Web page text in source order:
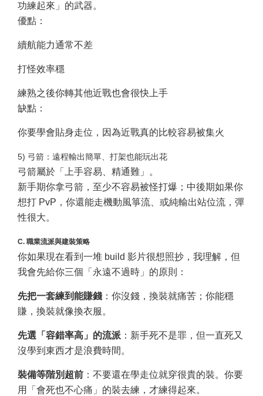
功練起來」的武器。
優點：
續航能力通常不差
打怪效率穩
練熟之後你轉其他近戰也會很快上手
缺點：
你要學會貼身走位，因為近戰真的比較容易被集火
5) 弓箭：遠程輸出簡單、打架也能玩出花
弓箭屬於「上手容易、精通難」。
新手期你拿弓箭，至少不容易被怪打爆；中後期如果你
想打 PvP，你還能走機動風箏流、或純輸出站位流，彈
性很大。
C. 職業流派與建裝策略
你如果現在看到一堆 build 影片很想照抄，我理解，但
我會先給你三個「永遠不過時」的原則：
先把一套練到能賺錢 ：你沒錢，換裝就痛苦；你能穩
賺，換裝就像換衣服。
先選「容錯率高」的流派 ：新手死不是罪，但一直死又
沒學到東西才是浪費時間。
裝備等階別超前 ：不要還在學走位就穿很貴的裝。你要
用「會死也不心痛」的裝去練，才練得起來。